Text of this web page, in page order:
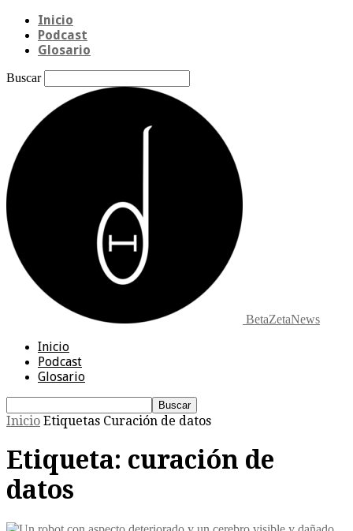
Inicio
Podcast
Glosario
Buscar
BetaZetaNews
Inicio
Podcast
Glosario
Inicio Etiquetas Curación de datos
Etiqueta: curación de
datos